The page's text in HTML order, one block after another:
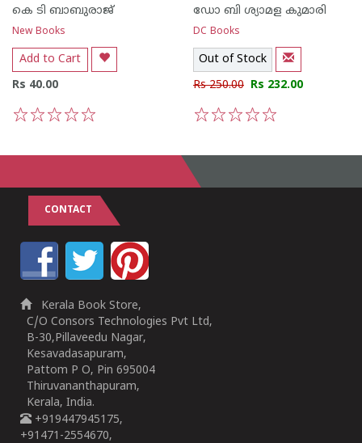
കെ ടി ബാബുരാജ്
New Books
Add to Cart
Rs 40.00
ഡോ ബി ശ്യാമള കുമാരി
DC Books
Out of Stock
Rs 250.00 Rs 232.00
CONTACT
Kerala Book Store,
C/O Consors Technologies Pvt Ltd,
B-30,Pillaveedu Nagar,
Kesavadasapuram,
Pattom P O, Pin 695004
Thiruvananthapuram,
Kerala, India.
+919447945175,
+91471-2554670,